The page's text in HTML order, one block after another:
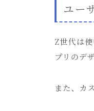
ユー
Z世代は
プリのデ
また、カ